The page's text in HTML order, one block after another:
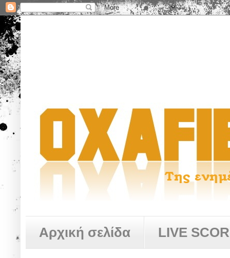
Αρχική σελίδα LIVE